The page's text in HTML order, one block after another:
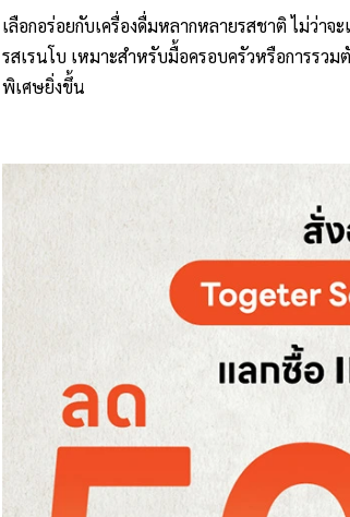
เลือกอร่อยกับเครื่องดื่มหลากหลายรสชาติ ไม่ว่าจ
รสเรนโบ เหมาะสำหรับมื้อครอบครัวหรือการรว
พิเศษยิ่งขึ้น